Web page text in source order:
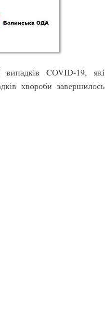
COVID-19, які
хвороби завершилось